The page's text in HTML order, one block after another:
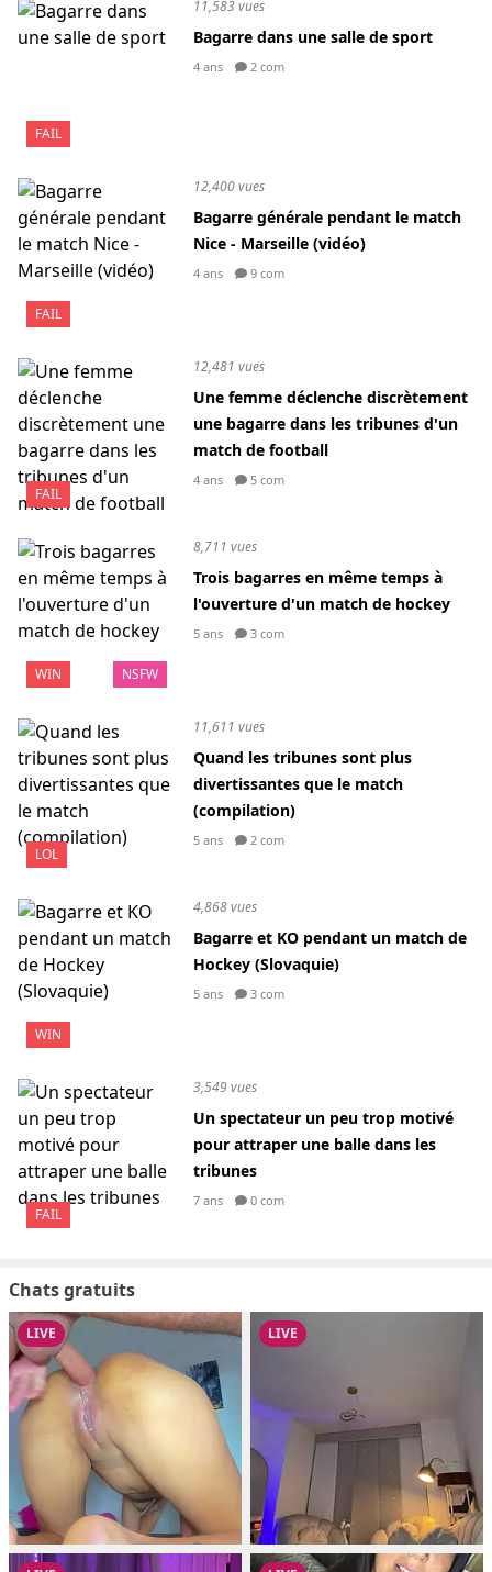
FAIL
11,583 vues
Bagarre dans une salle de sport
4 ans 2 com
FAIL
12,400 vues
Bagarre générale pendant le match
Nice - Marseille (vidéo)
4 ans 9 com
FAIL
12,481 vues
Une femme déclenche discrètement
une bagarre dans les tribunes d'un
match de football
4 ans 5 com
WIN NSFW
8,711 vues
Trois bagarres en même temps à
l'ouverture d'un match de hockey
5 ans 3 com
LOL
11,611 vues
Quand les tribunes sont plus
divertissantes que le match
(compilation)
5 ans 2 com
WIN
4,868 vues
Bagarre et KO pendant un match de
Hockey (Slovaquie)
5 ans 3 com
FAIL
3,549 vues
Un spectateur un peu trop motivé
pour attraper une balle dans les
tribunes
7 ans 0 com
Chats gratuits